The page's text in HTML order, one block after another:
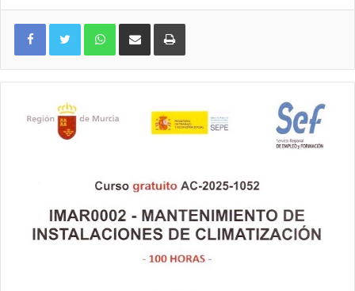
WhatsAppCompartir por correo electrónicoImprimir